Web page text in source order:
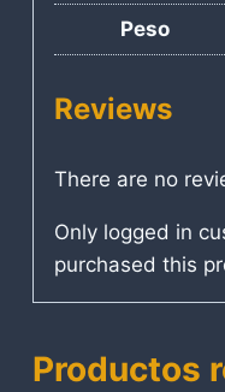
Peso
Reviews
There are no
Only logged in
purchased this
Productos